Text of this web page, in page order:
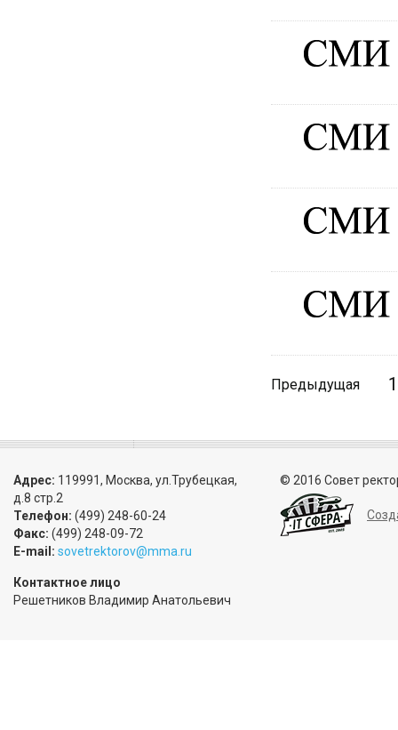
Предыдущая 1
Адрес: 119991, Москва, ул.Трубецкая,
д.8 стр.2
Телефон: (499) 248-60-24
Факс: (499) 248-09-72
E-mail: sovetrektorov@mma.ru
Контактное лицо
Решетников Владимир Анатольевич
© 2016 Совет